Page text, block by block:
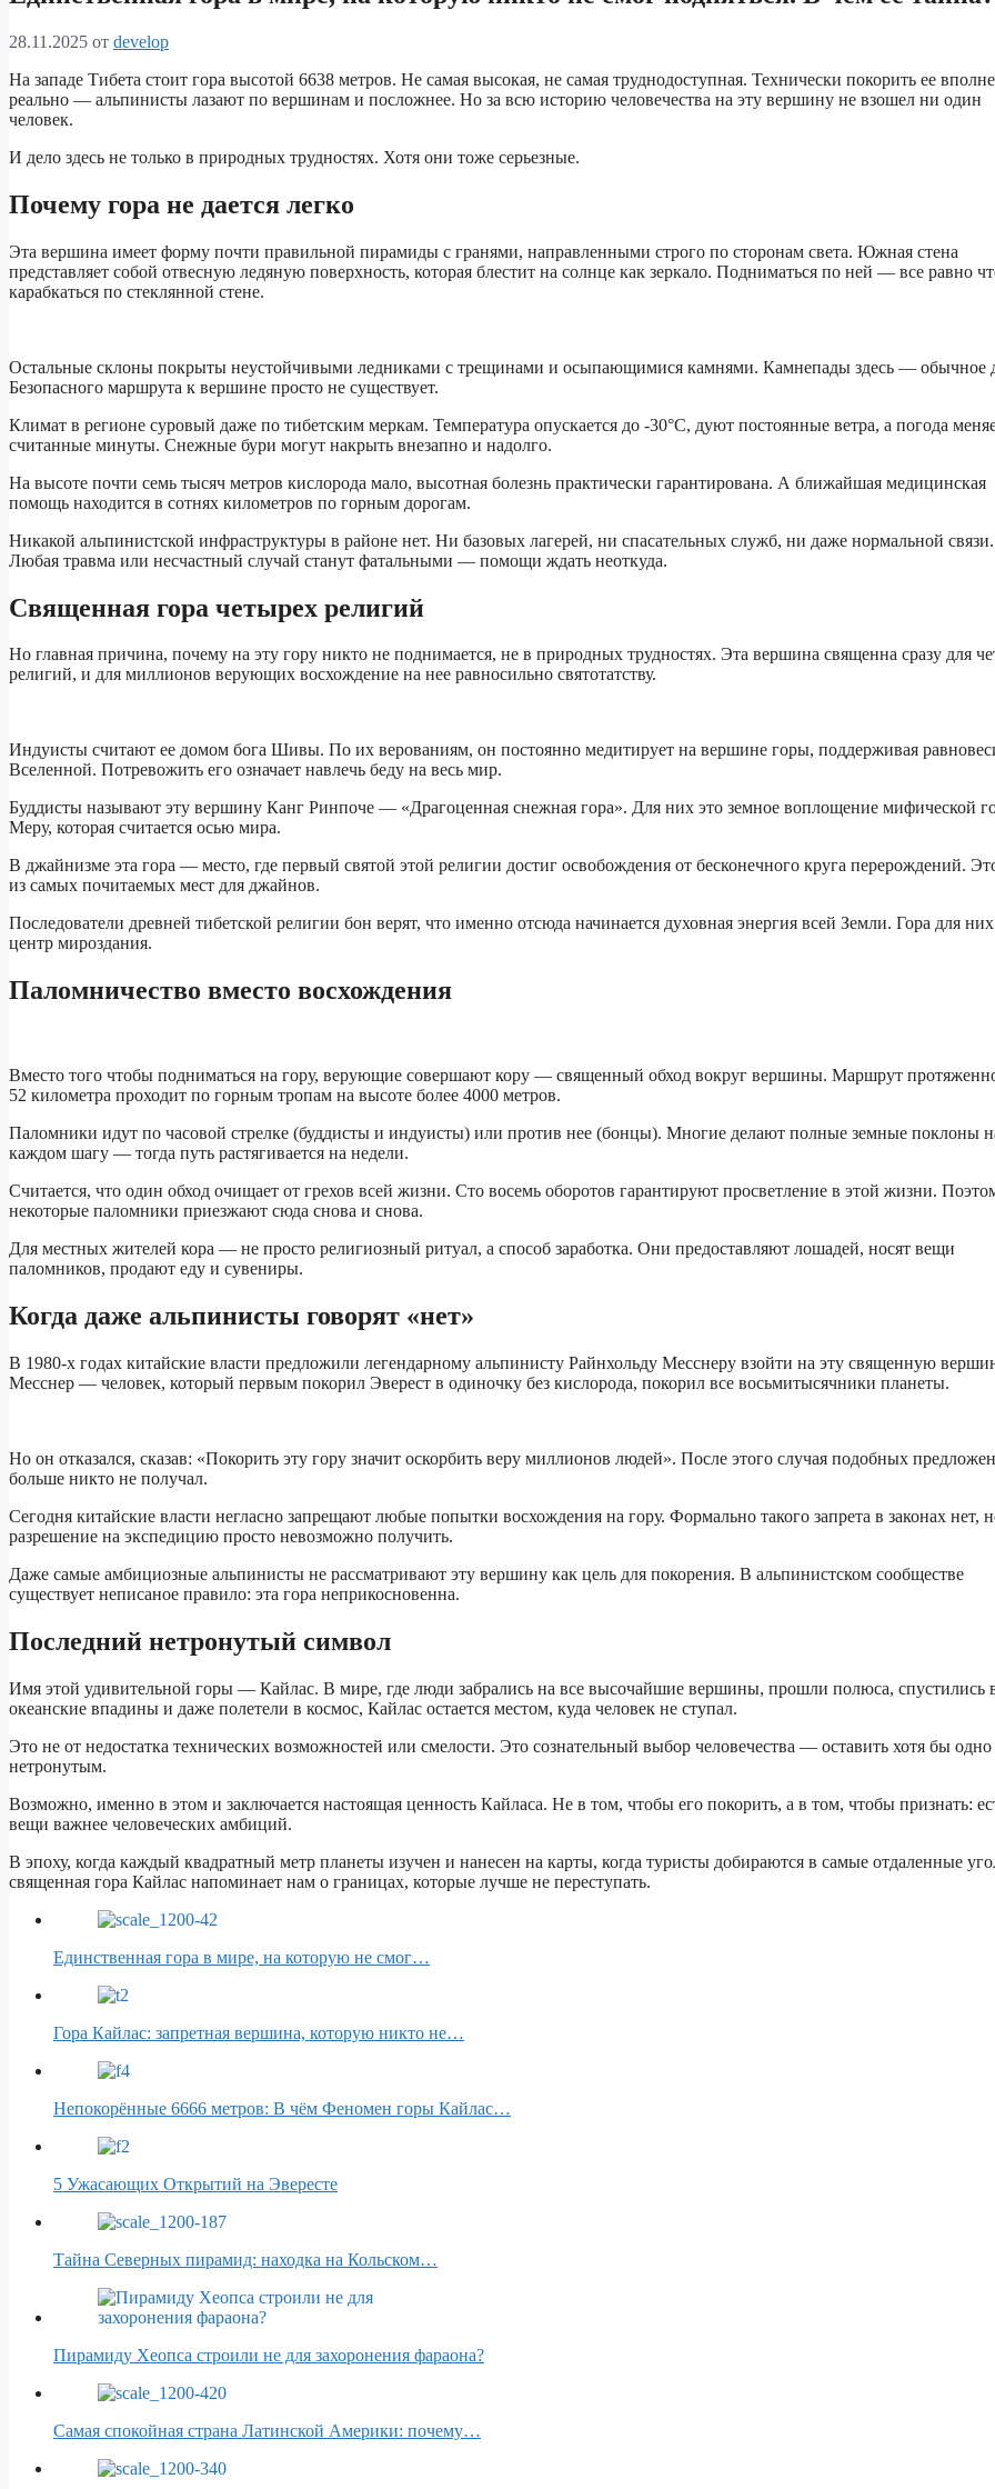
28.11.2025 от develop
На западе Тибета стоит гора высотой 6638 метров. Не самая высокая, не самая труднодоступная. Технически покорить ее вполне
реально — альпинисты лазают по вершинам и посложнее. Но за всю историю человечества на эту вершину не взошел ни один
человек.
И дело здесь не только в природных трудностях. Хотя они тоже серьезные.
Почему гора не дается легко
Эта вершина имеет форму почти правильной пирамиды с гранями, направленными строго по сторонам света. Южная стена
представляет собой отвесную ледяную поверхность, которая блестит на солнце как зеркало. Подниматься по ней — все равно
карабкаться по стеклянной стене.
Остальные склоны покрыты неустойчивыми ледниками с трещинами и осыпающимися камнями. Камнепады здесь — обычное
Безопасного маршрута к вершине просто не существует.
Климат в регионе суровый даже по тибетским меркам. Температура опускается до -30°C, дуют постоянные ветра, а погода
считанные минуты. Снежные бури могут накрыть внезапно и надолго.
На высоте почти семь тысяч метров кислорода мало, высотная болезнь практически гарантирована. А ближайшая медицинская
помощь находится в сотнях километров по горным дорогам.
Никакой альпинистской инфраструктуры в районе нет. Ни базовых лагерей, ни спасательных служб, ни даже нормальной связи.
Любая травма или несчастный случай станут фатальными — помощи ждать неоткуда.
Священная гора четырех религий
Но главная причина, почему на эту гору никто не поднимается, не в природных трудностях. Эта вершина священна сразу для
религий, и для миллионов верующих восхождение на нее равносильно святотатству.
Индуисты считают ее домом бога Шивы. По их верованиям, он постоянно медитирует на вершине горы, поддерживая
Вселенной. Потревожить его означает навлечь беду на весь мир.
Буддисты называют эту вершину Канг Ринпоче — «Драгоценная снежная гора». Для них это земное воплощение мифической
Меру, которая считается осью мира.
В джайнизме эта гора — место, где первый святой этой религии достиг освобождения от бесконечного круга перерождений.
из самых почитаемых мест для джайнов.
Последователи древней тибетской религии бон верят, что именно отсюда начинается духовная энергия всей Земли. Гора для
центр мироздания.
Паломничество вместо восхождения
Вместо того чтобы подниматься на гору, верующие совершают кору — священный обход вокруг вершины. Маршрут
52 километра проходит по горным тропам на высоте более 4000 метров.
Паломники идут по часовой стрелке (буддисты и индуисты) или против нее (бонцы). Многие делают полные земные поклоны
каждом шагу — тогда путь растягивается на недели.
Считается, что один обход очищает от грехов всей жизни. Сто восемь оборотов гарантируют просветление в этой жизни.
некоторые паломники приезжают сюда снова и снова.
Для местных жителей кора — не просто религиозный ритуал, а способ заработка. Они предоставляют лошадей, носят вещи
паломников, продают еду и сувениры.
Когда даже альпинисты говорят «нет»
В 1980-х годах китайские власти предложили легендарному альпинисту Райнхольду Месснеру взойти на эту священную
Месснер — человек, который первым покорил Эверест в одиночку без кислорода, покорил все восьмитысячники планеты.
Но он отказался, сказав: «Покорить эту гору значит оскорбить веру миллионов людей». После этого случая подобных
больше никто не получал.
Сегодня китайские власти негласно запрещают любые попытки восхождения на гору. Формально такого запрета в законах нет,
разрешение на экспедицию просто невозможно получить.
Даже самые амбициозные альпинисты не рассматривают эту вершину как цель для покорения. В альпинистском сообществе
существует неписаное правило: эта гора неприкосновенна.
Последний нетронутый символ
Имя этой удивительной горы — Кайлас. В мире, где люди забрались на все высочайшие вершины, прошли полюса, спустились
океанские впадины и даже полетели в космос, Кайлас остается местом, куда человек не ступал.
Это не от недостатка технических возможностей или смелости. Это сознательный выбор человечества — оставить хотя бы одно
нетронутым.
Возможно, именно в этом и заключается настоящая ценность Кайласа. Не в том, чтобы его покорить, а в том, чтобы признать:
вещи важнее человеческих амбиций.
В эпоху, когда каждый квадратный метр планеты изучен и нанесен на карты, когда туристы добираются в самые отдаленные
священная гора Кайлас напоминает нам о границах, которые лучше не переступать.
Единственная гора в мире, на которую не смог…
Гора Кайлас: запретная вершина, которую никто не…
Непокорённые 6666 метров: В чём Феномен горы Кайлас…
5 Ужасающих Открытий на Эвересте
Тайна Северных пирамид: находка на Кольском…
Пирамиду Хеопса строили не для захоронения фараона?
Самая спокойная страна Латинской Америки: почему…